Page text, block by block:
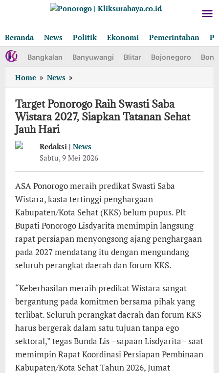
Beranda
News Politik Ekonomi Pemerintahan
Bangkalan Banyuwangi Blitar Bojonegoro
Home » News »
Ponorogo
Raih
Swasti
Saba
2027,
Siapkan
Tatanan
Sehat
Jauh
Hari
Target Ponorogo Raih Swasti Saba
Wistara 2027, Siapkan Tatanan Sehat
Jauh Hari
Redaksi | News
Sabtu, 9 Mei 2026
ASA Ponorogo meraih predikat Swasti Saba
Wistara, kasta tertinggi penghargaan
Kabupaten/Kota Sehat (KKS) belum pupus. Plt
Bupati Ponorogo Lisdyarita memimpin langsung
rapat persiapan menyongsong ajang penghargaan
pada 2027 mendatang itu dengan mengundang
seluruh perangkat daerah dan forum KKS.
“Keberhasilan meraih predikat Wistara sangat
bergantung pada komitmen bersama pihak yang
terlibat. Seluruh perangkat daerah dan forum KKS
harus bergerak dalam satu tujuan tanpa ego
sektoral,” tegas Bunda Lis –sapaan Lisdyarita– saat
memimpin Rapat Koordinasi Persiapan Pembinaan
Kabupaten/Kota Sehat Tahun 2026, Jumat